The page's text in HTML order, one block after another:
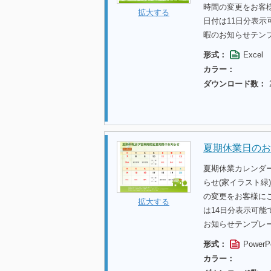
拡大する
時間の変更をお客
日付は11日分表示
暇のお知らせテン
形式：
Excel
カラー：
ダウンロード数：
拡大する
夏期休業日の
夏期休業カレンダ
らせ(家イラスト
の変更をお客様に
は14日分表示可能
お知らせテンプレ
形式：
カラー：